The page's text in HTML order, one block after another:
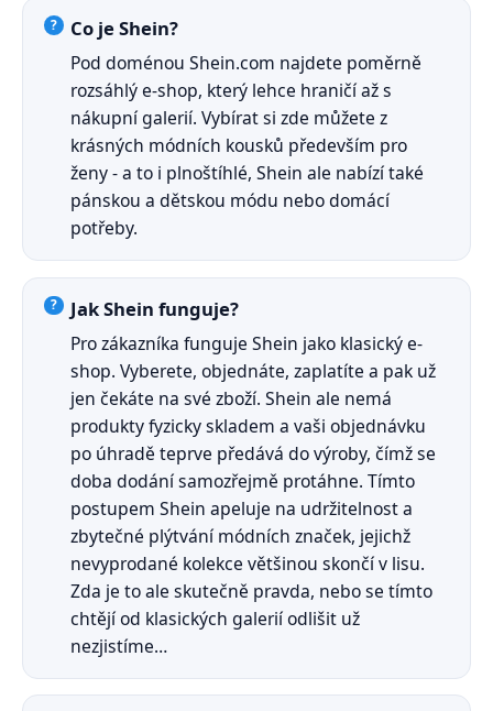
Co je Shein?
Pod doménou Shein.com najdete poměrně
rozsáhlý e-shop, který lehce hraničí až s
nákupní galerií. Vybírat si zde můžete z
krásných módních kousků především pro
ženy - a to i plnoštíhlé, Shein ale nabízí také
pánskou a dětskou módu nebo domácí
potřeby.
Jak Shein funguje?
Pro zákazníka funguje Shein jako klasický e-
shop. Vyberete, objednáte, zaplatíte a pak už
jen čekáte na své zboží. Shein ale nemá
produkty fyzicky skladem a vaši objednávku
po úhradě teprve předává do výroby, čímž se
doba dodání samozřejmě protáhne. Tímto
postupem Shein apeluje na udržitelnost a
zbytečné plýtvání módních značek, jejichž
nevyprodané kolekce většinou skončí v lisu.
Zda je to ale skutečně pravda, nebo se tímto
chtějí od klasických galerií odlišit už
nezjistíme…